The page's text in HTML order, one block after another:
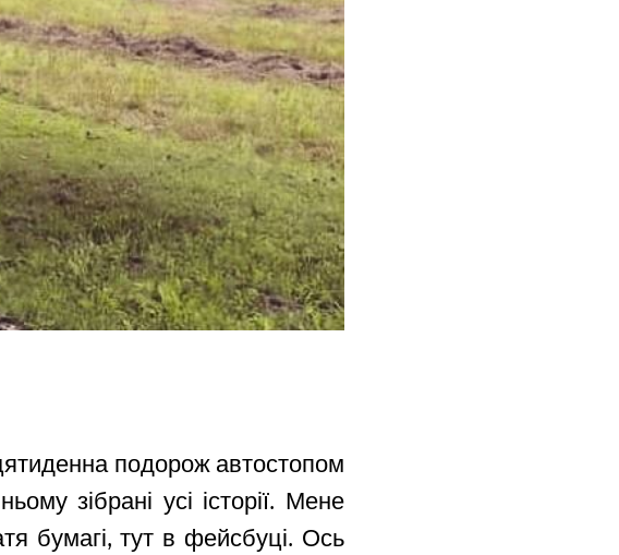
подорож автостопом
зібрані усі історії. Мене
бумагі, тут в фейсбуці. Ось